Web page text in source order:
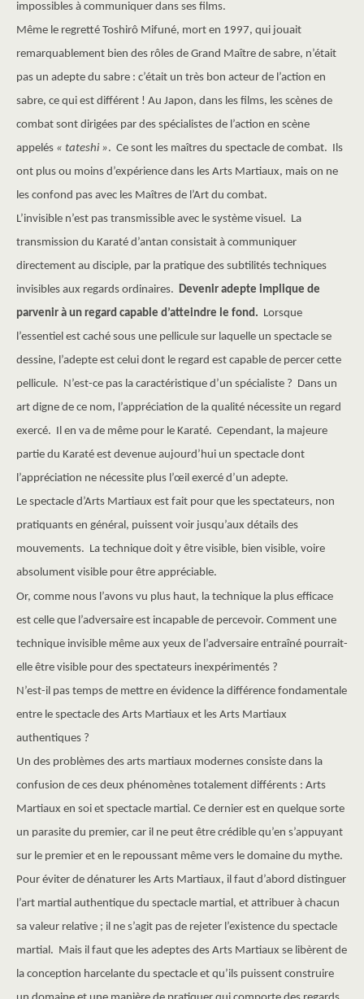
impossibles à communiquer dans ses films.
Même le regretté Toshirô Mifuné, mort en 1997, qui jouait
remarquablement bien des rôles de Grand Maître de sabre, n’était
pas un adepte du sabre : c’était un très bon acteur de l’action en
sabre, ce qui est différent ! Au Japon, dans les films, les scènes de
combat sont dirigées par des spécialistes de l’action en scène
appelés « tateshi ». Ce sont les maîtres du spectacle de combat. Ils
ont plus ou moins d’expérience dans les Arts Martiaux, mais on ne
les confond pas avec les Maîtres de l’Art du combat.
L’invisible n’est pas transmissible avec le système visuel. La
transmission du Karaté d’antan consistait à communiquer
directement au disciple, par la pratique des subtilités techniques
invisibles aux regards ordinaires. Devenir adepte implique de
parvenir à un regard capable d’atteindre le fond. Lorsque
l’essentiel est caché sous une pellicule sur laquelle un spectacle se
dessine, l’adepte est celui dont le regard est capable de percer cette
pellicule. N’est-ce pas la caractéristique d’un spécialiste ? Dans un
art digne de ce nom, l’appréciation de la qualité nécessite un regard
exercé. Il en va de même pour le Karaté. Cependant, la majeure
partie du Karaté est devenue aujourd’hui un spectacle dont
l’appréciation ne nécessite plus l’œil exercé d’un adepte.
Le spectacle d’Arts Martiaux est fait pour que les spectateurs, non
pratiquants en général, puissent voir jusqu’aux détails des
mouvements. La technique doit y être visible, bien visible, voire
absolument visible pour être appréciable.
Or, comme nous l’avons vu plus haut, la technique la plus efficace
est celle que l’adversaire est incapable de percevoir. Comment une
technique invisible même aux yeux de l’adversaire entraîné pourrait-
elle être visible pour des spectateurs inexpérimentés ?
N’est-il pas temps de mettre en évidence la différence fondamentale
entre le spectacle des Arts Martiaux et les Arts Martiaux
authentiques ?
Un des problèmes des arts martiaux modernes consiste dans la
confusion de ces deux phénomènes totalement différents : Arts
Martiaux en soi et spectacle martial. Ce dernier est en quelque sorte
un parasite du premier, car il ne peut être crédible qu’en s’appuyant
sur le premier et en le repoussant même vers le domaine du mythe.
Pour éviter de dénaturer les Arts Martiaux, il faut d’abord distinguer
l’art martial authentique du spectacle martial, et attribuer à chacun
sa valeur relative ; il ne s’agit pas de rejeter l’existence du spectacle
martial. Mais il faut que les adeptes des Arts Martiaux se libèrent de
la conception harcelante du spectacle et qu’ils puissent construire